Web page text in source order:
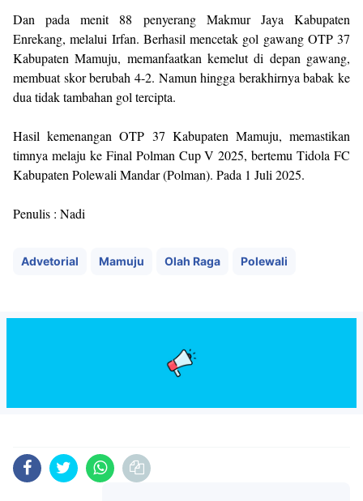
Dan pada menit 88 penyerang Makmur Jaya Kabupaten
Enrekang, melalui Irfan. Berhasil mencetak gol gawang OTP 37
Kabupaten Mamuju, memanfaatkan kemelut di depan gawang,
membuat skor berubah 4-2. Namun hingga berakhirnya babak ke
dua tidak tambahan gol tercipta.
Hasil kemenangan OTP 37 Kabupaten Mamuju, memastikan
timnya melaju ke Final Polman Cup V 2025, bertemu Tidola FC
Kabupaten Polewali Mandar (Polman). Pada 1 Juli 2025.
Penulis : Nadi
Advetorial Mamuju Olah Raga Polewali